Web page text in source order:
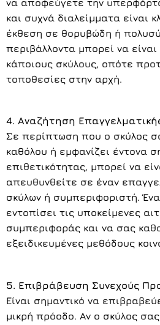
να αποφεύγετε την
και συχνά διαλείμματα είναι
έκθεση σε θορυβώδη ή
περιβάλλοντα μπορεί να
κάποιους σκύλους, οπότε
τοποθεσίες στην αρχή.
4. Αναζήτηση
Σε περίπτωση που ο σκύλος
καθόλου ή εμφανίζει έντονα
επιθετικότητας, μπορεί να
απευθυνθείτε σε έναν
σκύλων ή συμπεριφοριστή.
εντοπίσει τις υποκείμενες
συμπεριφοράς και να σας
εξειδικευμένες μεθόδους
5. Επιβράβευση Συνεχούς
Είναι σημαντικό να
μικρή πρόοδο. Αν ο σκύλος